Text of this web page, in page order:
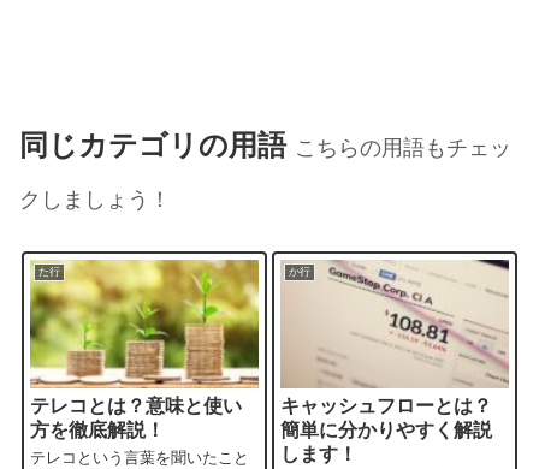
同じカテゴリの用語 こちらの用語もチェッ
クしましょう！
た行
テレコとは？意味と使い
方を徹底解説！
テレコという言葉を聞いたこと
か行
キャッシュフローとは？
簡単に分かりやすく解説
します！